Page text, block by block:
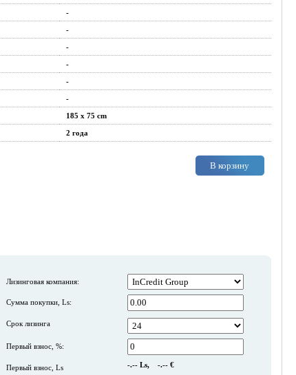
-
-
-
-
-
-
185 x 75 cm
2 года
В корзину
Лизинговая компания:
Сумма покупки, Ls:
Срок лизинга
Первый взнос, %:
Первый взнос, Ls -.--Ls, -.--€